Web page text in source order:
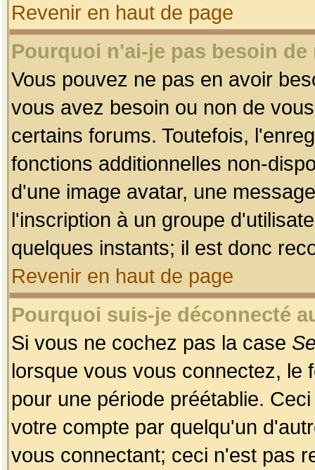
Revenir en haut de page
Pourquoi n'ai-je pas besoin
Vous pouvez ne pas en avoir
vous avez besoin ou non de
certains forums. Toutefois,
fonctions additionnelles non-
d'une image avatar, une
l'inscription à un groupe
quelques instants; il est donc
Revenir en haut de page
Pourquoi suis-je déconnecté
Si vous ne cochez pas la case
lorsque vous vous connectez, le
pour une période préétablie.
votre compte par quelqu'un
vous connectant; ceci n'est pas